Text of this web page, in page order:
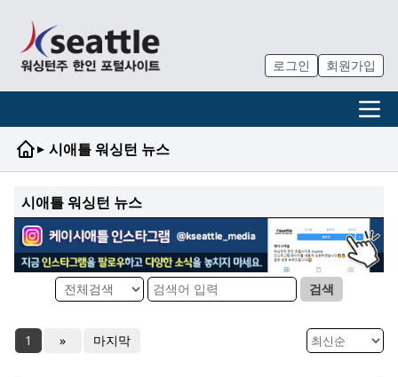
로그인 회원가입
▸ 시애틀 워싱턴 뉴스
시애틀 워싱턴 뉴스
검색
1 » 마지막